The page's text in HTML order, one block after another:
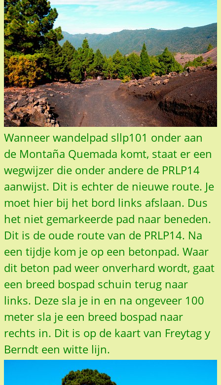
Wanneer wandelpad sllp101 onder aan
de Montaña Quemada komt, staat er een
wegwijzer die onder andere de PRLP14
aanwijst. Dit is echter de nieuwe route. Je
moet hier bij het bord links afslaan. Dus
het niet gemarkeerde pad naar beneden.
Dit is de oude route van de PRLP14. Na
een tijdje kom je op een betonpad. Waar
dit beton pad weer onverhard wordt, gaat
een breed bospad schuin terug naar
links. Deze sla je in en na ongeveer 100
meter sla je een breed bospad naar
rechts in. Dit is op de kaart van Freytag y
Berndt een witte lijn.